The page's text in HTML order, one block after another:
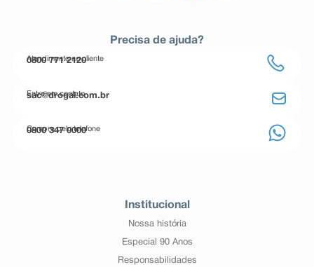
Precisa de ajuda?
Atendimento ao cliente
0800 771 2120
Entre em contato
sac@drogal.com.br
Compre pelo telefone
0800 347 0000
Institucional
Nossa história
Especial 90 Anos
Responsabilidades